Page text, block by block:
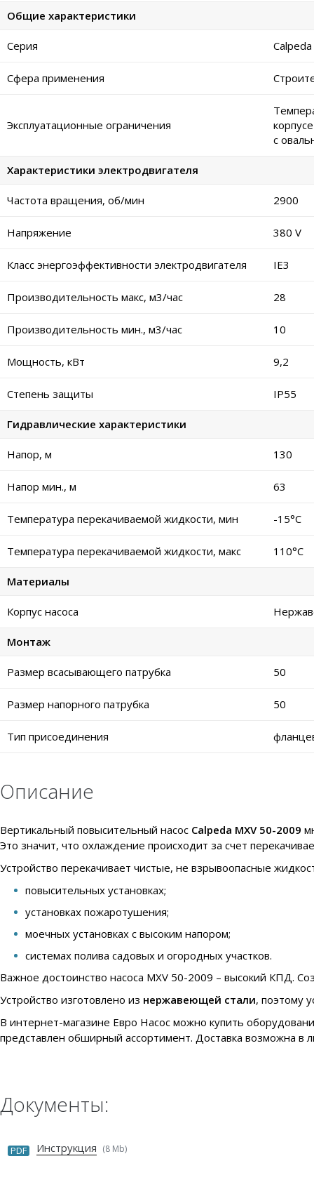
Общие характеристики
Серия
Сфера применения
Эксплуатационные ограничения
с
Характеристики электродвигателя
Частота вращения, об/мин 2900
Напряжение 380 V
Класс энергоэффективности электродвигателя IE3
Производительность макс, м3/час 28
Производительность мин., м3/час 10
Мощность, кВт 9,2
Степень защиты IP55
Гидравлические характеристики
Напор, м 130
Напор мин., м 63
Температура перекачиваемой жидкости, мин -15°C
Температура перекачиваемой жидкости, макс 110°C
Материалы
Корпус насоса
Монтаж
Размер всасывающего патрубка 50
Размер напорного патрубка 50
Тип присоединения
Описание
Вертикальный повысительный насос Calpeda MXV 50-2009
Это значит, что охлаждение происходит за счет
Устройство перекачивает чистые, не взрывоопасные
повысительных установках;
установках пожаротушения;
моечных установках с высоким напором;
системах полива садовых и огородных участков.
Важное достоинство насоса MXV 50-2009 – высокий КПД.
Устройство изготовлено из нержавеющей стали, поэтому
В интернет-магазине Евро Насос можно купить
представлен обширный ассортимент. Доставка возможна в
Документы:
PDF Инструкция (8 Mb)